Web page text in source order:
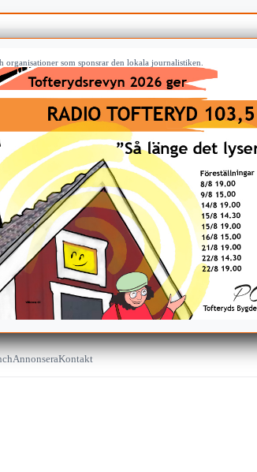
som sponsrar den lokala journalistiken.
AnnonseraKontakt